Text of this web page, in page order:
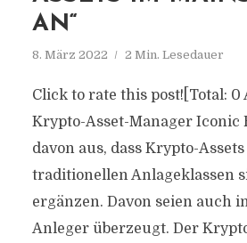
AN“
8. März 2022 2 Min. Lesedauer
Click to rate this post![Total: 0
Krypto-Asset-Manager Iconic
davon aus, dass Krypto-Assets
traditionellen Anlageklassen
ergänzen. Davon seien auch
Anleger überzeugt. Der